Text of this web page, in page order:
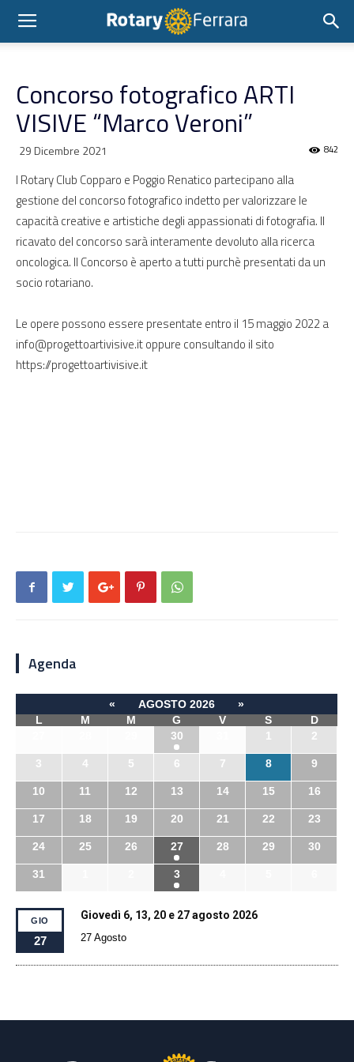
Concorso fotografico ARTI
VISIVE “Marco Veroni”
29 Dicembre 2021 842
I Rotary Club Copparo e Poggio Renatico partecipano alla
gestione del concorso fotografico indetto per valorizzare le
capacità creative e artistiche degli appassionati di fotografia. Il
ricavato del concorso sarà interamente devoluto alla ricerca
oncologica. Il Concorso è aperto a tutti purchè presentati da un
socio rotariano.
Le opere possono essere presentate entro il 15 maggio 2022 a
info@progettoartivisive.it oppure consultando il sito
https://progettoartivisive.it
Agenda
« AGOSTO 2026
»
L
M M G V S
D
30 1 2
3 4 5 6 7 8 9
10 11 12 13 14 15 16
17 18 19 20 21 22 23
24 25 26 27 28 29 30
31 3
GIO
27
Giovedì 6, 13, 20 e 27 agosto 2026
27 Agosto